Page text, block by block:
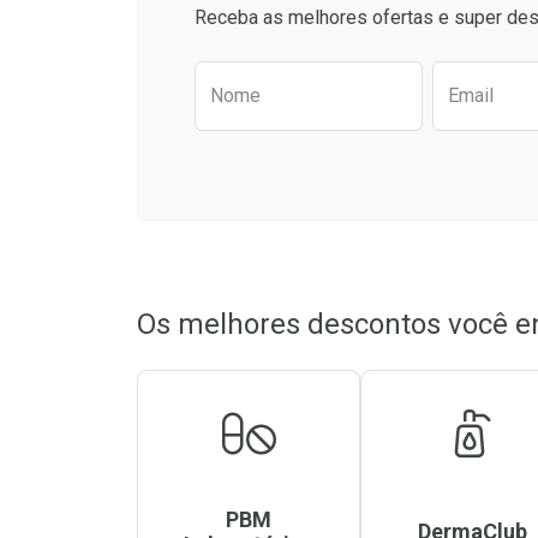
Por R$ 45,99/cada
Por R$ 45,99/cada
Por R$ 55,05/cada
Por R$ 55,05/cada
Receba as melhores ofertas e super
Preencha o formulário
Nome Email
Os melhores descontos você
PBM
DermaClub